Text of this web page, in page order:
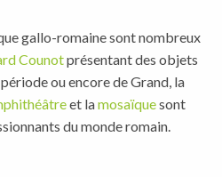
gallo-romaine sont nombreux
Counotprésentant des objets
ou encore de Grand, la
et lamosaïquesont
du monde romain.